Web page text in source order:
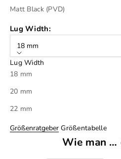
Matt Black (PVD)
Lug Width:
18 mm
Lug Width
18 mm
20 mm
22 mm
Größenratgeber Größentabelle
Wie man …